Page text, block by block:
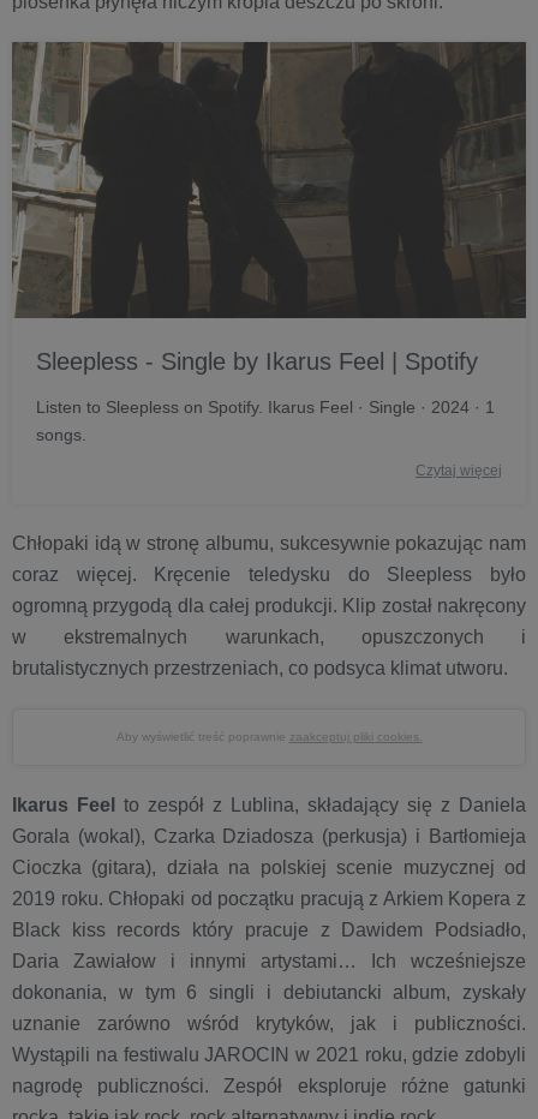
Sleepless - Single by Ikarus Feel | Spotify
Listen to Sleepless on Spotify. Ikarus Feel · Single · 2024 · 1
songs.
Czytaj więcej
Chłopaki idą w stronę albumu, sukcesywnie pokazując nam
coraz więcej. Kręcenie teledysku do Sleepless było
ogromną przygodą dla całej produkcji. Klip został nakręcony
w ekstremalnych warunkach, opuszczonych i
brutalistycznych przestrzeniach, co podsyca klimat utworu.
Aby wyświetlić treść poprawnie zaakceptuj pliki cookies.
Ikarus Feel
to zespół z Lublina, składający się z Daniela
Gorala (wokal), Czarka Dziadosza (perkusja) i Bartłomieja
Cioczka (gitara), działa na polskiej scenie muzycznej od
2019 roku. Chłopaki od początku pracują z Arkiem Kopera z
Black kiss records który pracuje z Dawidem Podsiadło,
Daria Zawiałow i innymi artystami… Ich wcześniejsze
dokonania, w tym 6 singli i debiutancki album, zyskały
uznanie zarówno wśród krytyków, jak i publiczności.
Wystąpili na festiwalu JAROCIN w 2021 roku, gdzie zdobyli
nagrodę publiczności. Zespół eksploruje różne gatunki